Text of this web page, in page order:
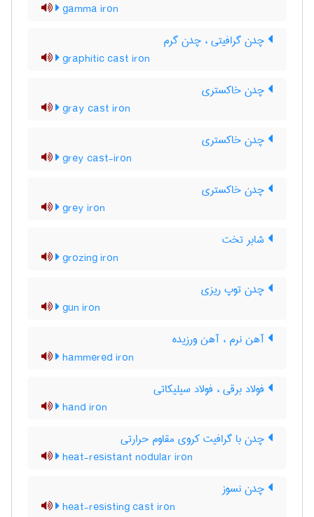
gamma iron
چدن گرافیتی ، چدن گرم
graphitic cast iron
چدن خاکستری
gray cast iron
چدن خاکستری
grey cast-iron
چدن خاکستری
grey iron
شابر تخت
grozing iron
چدن توپ ریزی
gun iron
آهن نرم ، آهن ورزیده
hammered iron
فولاد برقی ، فولاد سیلیکاتی
hand iron
چدن با گرافیت کروی مقاوم حرارتی
heat-resistant nodular iron
چدن نسوز
heat-resisting cast iron